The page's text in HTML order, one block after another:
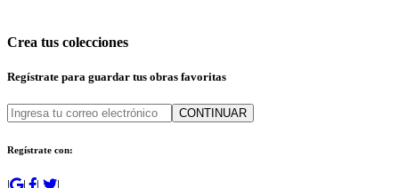
Crea tus colecciones
Regístrate para guardar tus obras favoritas
CONTINUAR
Regístrate con:
| | | |